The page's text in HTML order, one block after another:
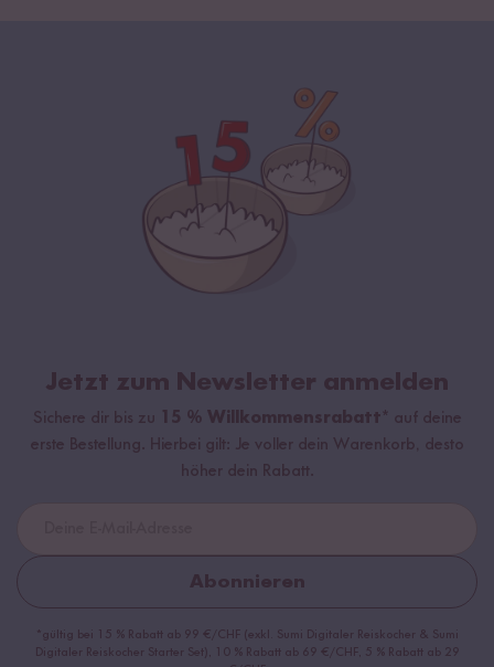
Jetzt zum Newsletter anmelden
Sichere dir bis zu 15 % Willkommensrabatt* auf deine
erste Bestellung. Hierbei gilt: Je voller dein Warenkorb, desto
höher dein Rabatt.
Abonnieren
*gültig bei 15 % Rabatt ab 99 €/CHF (exkl. Sumi Digitaler Reiskocher & Sumi
Digitaler Reiskocher Starter Set), 10 % Rabatt ab 69 €/CHF, 5 % Rabatt ab 29